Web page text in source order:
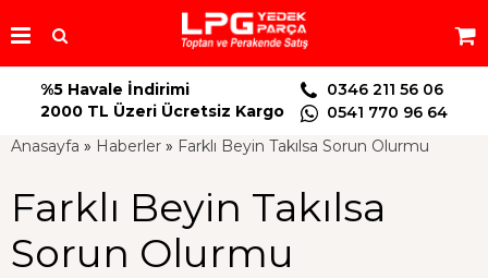
%5 Havale İndirimi
2000 TL Üzeri Ücretsiz Kargo
0346 211 56 06
0541 770 96 64
Anasayfa » Haberler » Farklı Beyin Takılsa Sorun Olurmu
Farklı Beyin Takılsa
Sorun Olurmu